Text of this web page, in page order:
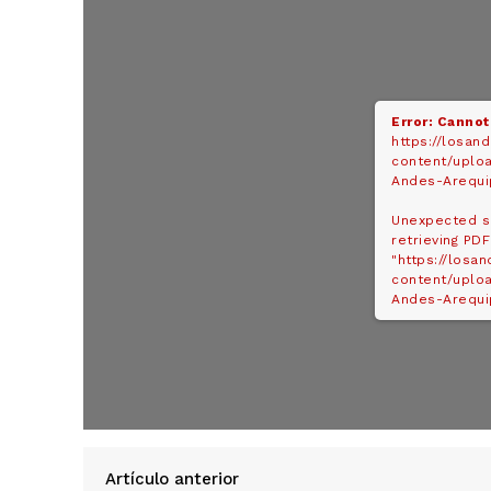
Error:
https://
content/
Andes-
Unexpected
retrieving PDF
"https://
content/
Andes-
Artículo anterior